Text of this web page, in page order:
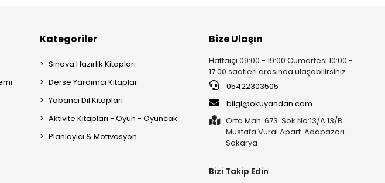
Kategoriler
Sınava Hazırlık Kitapları
Derse Yardımcı Kitaplar
Yabancı Dil Kitapları
Aktivite Kitapları - Oyun - Oyuncak
Planlayıcı & Motivasyon
Bize Ulaşın
Haftaiçi 09:00 - 19:00 Cumartesi 10:00 -
17:00 saatleri arasında ulaşabilirsiniz.
05422303505
bilgi@okuyandan.com
Orta Mah. 673. Sok No:13/A 13/B
Mustafa Vural Apart. Adapazarı
Sakarya
Bizi Takip Edin